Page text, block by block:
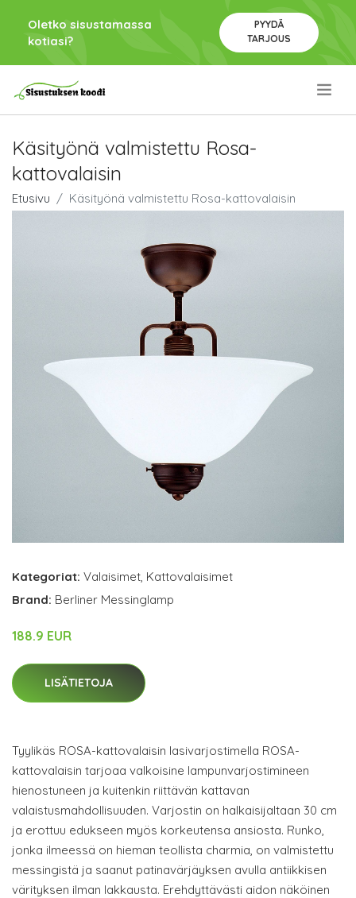
Oletko sisustamassa
kotiasi?
PYYDÄ
TARJOUS
Käsityönä valmistettu Rosa-
kattovalaisin
Etusivu Käsityönä valmistettu Rosa-kattovalaisin
Kategoriat: Valaisimet, Kattovalaisimet
Brand: Berliner Messinglamp
188.9 EUR
LISÄTIETOJA
Tyylikäs ROSA-kattovalaisin lasivarjostimella ROSA-
kattovalaisin tarjoaa valkoisine lampunvarjostimineen
hienostuneen ja kuitenkin riittävän kattavan
valaistusmahdollisuuden. Varjostin on halkaisijaltaan 30 cm
ja erottuu edukseen myös korkeutensa ansiosta. Runko,
jonka ilmeessä on hieman teollista charmia, on valmistettu
messingistä ja saanut patinavärjäyksen avulla antiikkisen
värityksen ilman lakkausta. Erehdyttävästi aidon näköinen